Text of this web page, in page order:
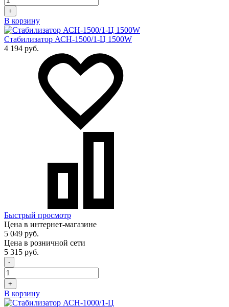
+
В корзину
Стабилизатор АСН-1500/1-Ц 1500W
4 194 руб.
Быстрый просмотр
Цена в интернет-магазине
5 049 руб.
Цена в розничной сети
5 315 руб.
-
+
В корзину